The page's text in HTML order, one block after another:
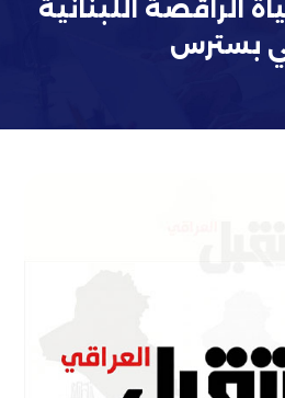
الراقصة اللبنانية
بسترس